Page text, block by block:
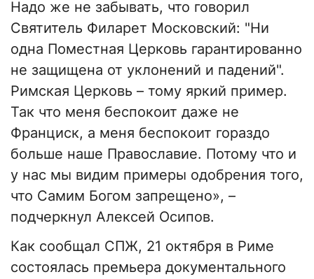
Надо же не забывать, что говорил
Святитель Филарет Московский: "Ни
одна Поместная Церковь гарантированно
не защищена от уклонений и падений".
Римская Церковь – тому яркий пример.
Так что меня беспокоит даже не
Франциск, а меня беспокоит гораздо
больше наше Православие. Потому что и
у нас мы видим примеры одобрения того,
что Самим Богом запрещено», –
подчеркнул Алексей Осипов.
Как сообщал СПЖ, 21 октября в Риме
состоялась премьера документального